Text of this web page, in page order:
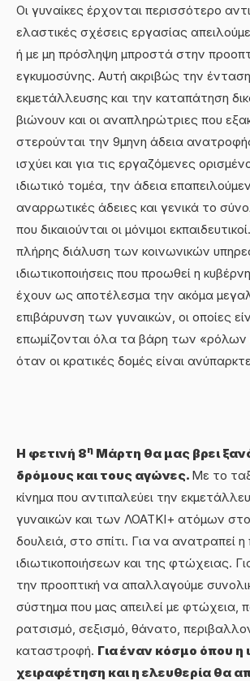
Οι γυναίκες έρχονται περισσότερο
ελαστικές σχέσεις εργασίας
ή με μη πρόσληψη μπροστά στην
εγκυμοσύνης. Αυτή ακριβώς την
εκμετάλλευσης και την καταπάτηση
βιώνουν και οι αναπληρώτριες που
στερούνται την 9μηνη άδεια
ισχύει και για τις εργαζόμενες
ιδιωτικό τομέα, την άδεια
αναρρωτικές άδειες και γενικά το
που δικαιούνται οι μόνιμοι
πλήρης διάλυση των κοινωνικών
ιδιωτικοποιήσεις που προωθεί η
έχουν ως αποτέλεσμα την ακόμα
επιβάρυνση των γυναικών, οι οποίες
επωμίζονται όλα τα βάρη των «ρόλων
όταν οι κρατικές δομές είναι
Η φετινή 8η Μάρτη θα μας βρει
δρόμους και τους αγώνες. Με το
κίνημα που αντιπαλεύει την
γυναικών και των ΛΟΑΤΚΙ+ ατόμων
δουλειά, στο σπίτι. Για να ανατραπεί η
ιδιωτικοποιήσεων και της φτώχειας.
την προοπτική να απαλλαγούμε
σύστημα που μας απειλεί με φτώχεια,
ρατσισμό, σεξισμό, θάνατο,
καταστροφή. Για έναν κόσμο όπου η
χειραφέτηση και η ελευθερία θα